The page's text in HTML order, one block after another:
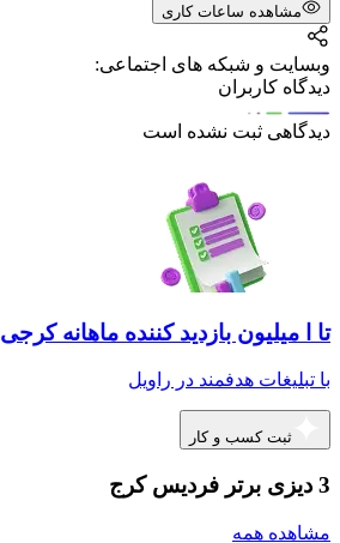
مشاهده ساعات کاری
وبسایت و شبکه های اجتماعی:
دیدگاه کاربران
دیدگاهی ثبت نشده است
تا ا میلیون بازدید کننده ماهانه کرجی
با تبلیغات هدفمند در راویل
ثبت کسب و کار
3 دیزی برتر فردیس کرج
مشاهده همه